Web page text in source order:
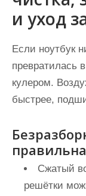
и уход
Если ноутбук
превратилась
кулером.
быстрее,
Сжатый
решётки